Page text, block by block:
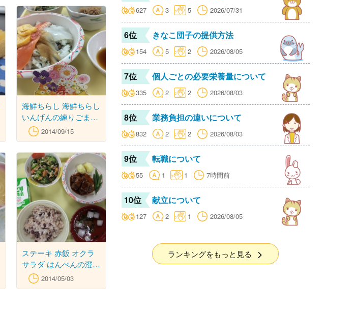
海鮮ちらし 海鮮ちらし
いんげんの練りごまあ
え ナスのひき肉味噌あ
え 抹茶どら焼きフリー
ケーキ
2014/09/15
ステーキ 赤飯 オクラ
サラダ はんぺんの澄ま
し
2014/05/03
627 3 5 2026/07/31
6位 きなこ団子の提供方法
154 5 2 2026/08/05
7位 個人ごとの必要栄養量について
335 2 2 2026/08/03
8位 業務負担の違いについて
832 2 2 2026/08/03
9位 転職について
55 1 1 7時間前
10位 献立について
127 2 1 2026/08/05
ランキングをもっと見る